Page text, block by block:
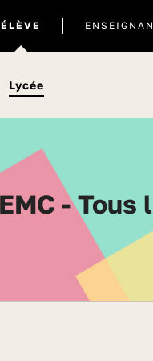
ÉLÈVE
actuel
Lycée
EMC -